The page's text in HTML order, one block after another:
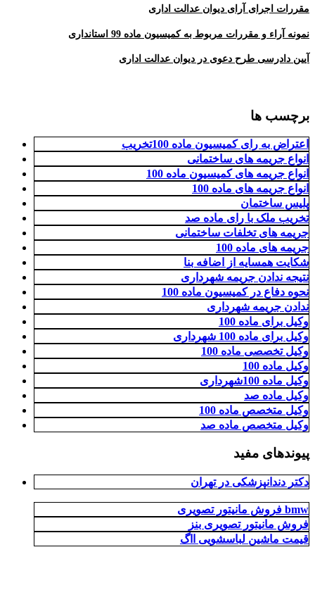
مقررات اجرای آرای دیوان عدالت اداری
نمونه آراء و مقررات مربوط به کمیسیون ماده 99 استانداری
آیین دادرسی طرح دعوی در دیوان عدالت اداری
برچسب ها
اعتراض به رای کمیسیون ماده 100تخریب
انواع جریمه های ساختمانی
انواع جریمه های کمیسیون ماده 100
انواع جریمه های ماده 100
پلیس ساختمان
تخریب ملک با رای ماده صد
جریمه های تخلفات ساختمانی
جریمه های ماده 100
شکایت همسایه از اضافه بنا
نتیجه ندادن جریمه شهرداری
نحوه دفاع در کمیسیون ماده 100
ندادن جریمه شهرداری
وکیل برای ماده 100
وکیل برای ماده 100 شهرداری
وکیل تخصصی ماده 100
وکیل ماده 100
وکیل ماده 100شهرداری
وکیل ماده صد
وکیل متخصص ماده 100
وکیل متخصص ماده صد
پیوندهای مفید
دکتر دندانپزشکی در تهران
فروش مانیتور تصویری bmw
فروش مانیتور تصویری بنز
قیمت ماشین لباسشویی ااگ